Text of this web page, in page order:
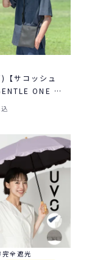
サコッシュ
ONE ジ
日傘 折りたた
完全遮光